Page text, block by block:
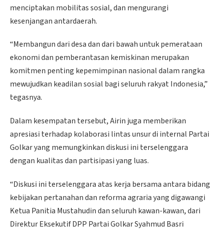
menciptakan mobilitas sosial, dan mengurangi
kesenjangan antardaerah.
“Membangun dari desa dan dari bawah untuk pemerataan
ekonomi dan pemberantasan kemiskinan merupakan
komitmen penting kepemimpinan nasional dalam rangka
mewujudkan keadilan sosial bagi seluruh rakyat Indonesia,”
tegasnya.
Dalam kesempatan tersebut, Airin juga memberikan
apresiasi terhadap kolaborasi lintas unsur di internal Partai
Golkar yang memungkinkan diskusi ini terselenggara
dengan kualitas dan partisipasi yang luas.
“Diskusi ini terselenggara atas kerja bersama antara bidang
kebijakan pertanahan dan reforma agraria yang digawangi
Ketua Panitia Mustahudin dan seluruh kawan-kawan, dari
Direktur Eksekutif DPP Partai Golkar Syahmud Basri